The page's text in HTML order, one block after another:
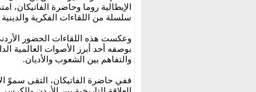
الإيطالية روما وحاضرة
سلسلة من اللقاءات الفكرية والدينية
وعكست هذه اللقاءات الحضور
بوصفه أحد أبرز الأصوات العالمية
والتفاهم بين الشعوب والأديان.
ففي حاضرة الفاتيكان، التقى سموّ